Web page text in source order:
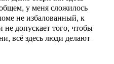
у меня сложилось
не избалованный, к
допускает того, чтобы
всё здесь люди делают